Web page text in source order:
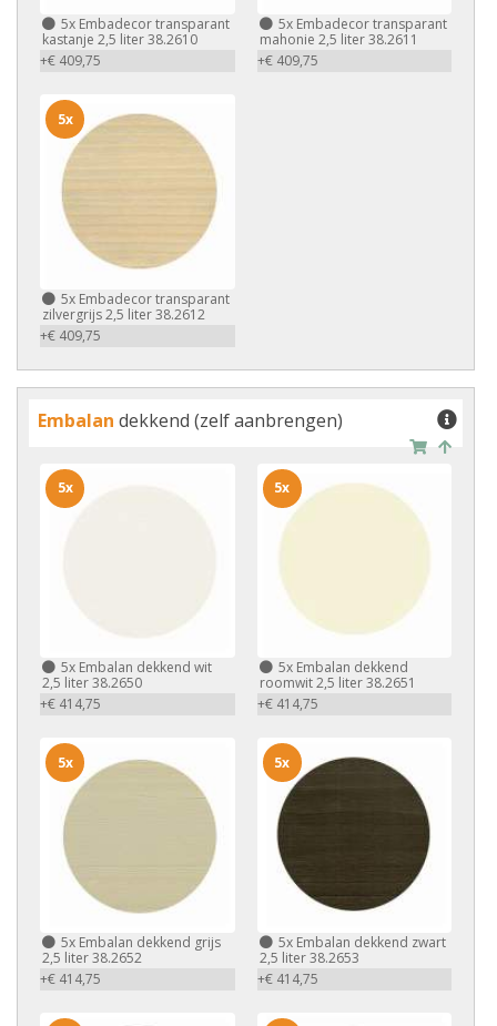
5x Embadecor transparant
kastanje 2,5 liter 38.2610
+€ 409,75
5xEmbadecor transparant
mahonie 2,5 liter 38.2611
+€ 409,75
5x Embadecor transparant
zilvergrijs 2,5 liter 38.2612
+€ 409,75
5x
Embalan dekkend (zelf aanbrengen)
5x Embalan dekkend wit
2,5 liter 38.2650
+€ 414,75
5x
5xEmbalan dekkend
roomwit 2,5 liter 38.2651
+€ 414,75
5x
5x Embalan dekkend grijs
2,5 liter 38.2652
+€ 414,75
5x
5xEmbalan dekkend zwart
2,5 liter 38.2653
+€ 414,75
5x